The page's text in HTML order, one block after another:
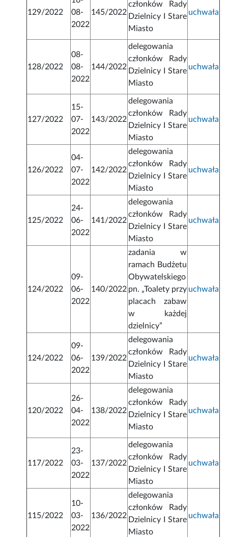
129/2022
08-
2022
145/2022
członków Rady
Dzielnicy I Stare
Miasto
uchwała
128/2022
08-
08-
2022
144/2022
delegowania
członków Rady
Dzielnicy I Stare
Miasto
uchwała
127/2022
15-
07-
2022
143/2022
delegowania
członków Rady
Dzielnicy I Stare
Miasto
uchwała
126/2022
04-
07-
2022
142/2022
delegowania
członków Rady
Dzielnicy I Stare
Miasto
uchwała
125/2022
24-
06-
2022
141/2022
delegowania
członków Rady
Dzielnicy I Stare
Miasto
uchwała
124/2022
09-
06-
2022
140/2022
zadania w
ramach Budżetu
Obywatelskiego
pn. „Toalety przy
placach zabaw
w każdej
dzielnicy”
uchwała
124/2022
09-
06-
2022
139/2022
delegowania
członków Rady
Dzielnicy I Stare
Miasto
uchwała
120/2022
26-
04-
2022
138/2022
delegowania
członków Rady
Dzielnicy I Stare
Miasto
uchwała
117/2022
23-
03-
2022
137/2022
delegowania
członków Rady
Dzielnicy I Stare
Miasto
uchwała
115/2022
10-
03-
2022
136/2022
delegowania
członków Rady
Dzielnicy I Stare
Miasto
uchwała